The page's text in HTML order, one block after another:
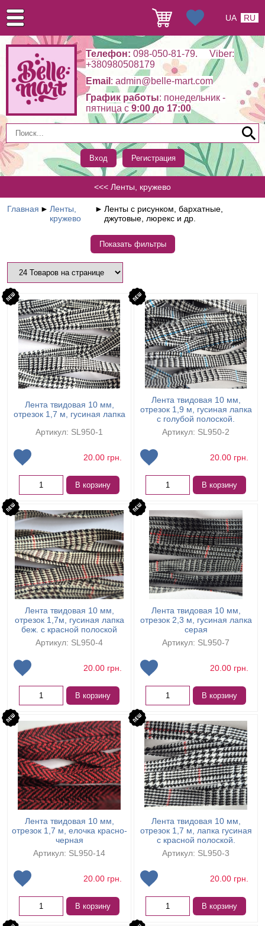
Телефон: 098-050-81-79. Viber:
+380980508179
Email : admin@belle-mart.com
График работы: понедельник -
пятница c 9:00 до 17:00
Вход Регистрация
UA RU
<<< Ленты, кружево
Главная ► Ленты,
кружево
► Ленты с рисунком, бархатные,
джутовые, люрекс и др.
Показать фильтры
Лента твидовая 10 мм,
отрезок 1,7 м, гусиная лапка
Артикул: SL950-1
20.00 грн.
В корзину
Лента твидовая 10 мм,
отрезок 1,9 м, гусиная лапка
с голубой полоской.
Артикул: SL950-2
20.00 грн.
В корзину
Лента твидовая 10 мм,
отрезок 1,7м, гусиная лапка
беж. с красной полоской
Артикул: SL950-4
20.00 грн.
В корзину
Лента твидовая 10 мм,
отрезок 2,3 м, гусиная лапка
серая
Артикул: SL950-7
20.00 грн.
В корзину
Лента твидовая 10 мм,
отрезок 1,7 м, елочка красно-
черная
Артикул: SL950-14
20.00 грн.
В корзину
Лента твидовая 10 мм,
отрезок 1,7 м, лапка гусиная
с красной полоской.
Артикул: SL950-3
20.00 грн.
В корзину